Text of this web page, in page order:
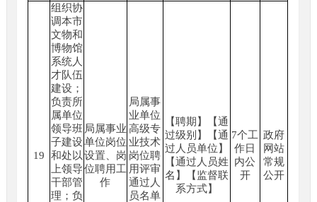
19
组织协
调本市
文物和
博物馆
系统人
才队伍
建设；
负责所
属单位
领导班
子建设
和处以
上领导
干部管
理；负
局属事业
单位岗位
设置、岗
位聘用工
作
局属事
业单位
高级专
业技术
岗位聘
用评审
通过人
员名单
【聘期】【通
过级别】【通
过人员单位】
【通过人员姓
名】【监督联
系方式】
7个工
作日
内公
开
政府
网站
常规
公开